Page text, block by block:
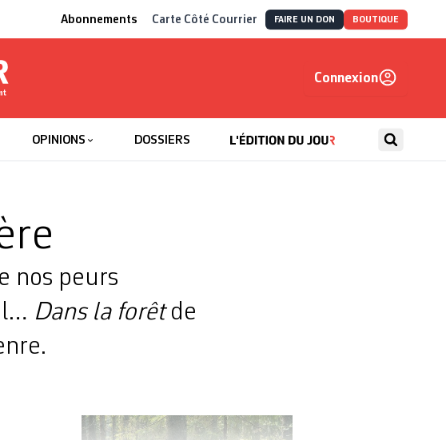
Abonnements Carte Côté Courrier FAIRE UN DON BOUTIQUE
Connexion
OPINIONS DOSSIERS
nos peurs
Dans la forêtde